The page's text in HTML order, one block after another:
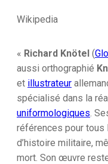
Wikipedia
« Richard Knötel (
aussi orthographié
et illustrateur
spécialisé dans la
uniformologiques .
références pour
d’histoire militaire,
mort. Son œuvre